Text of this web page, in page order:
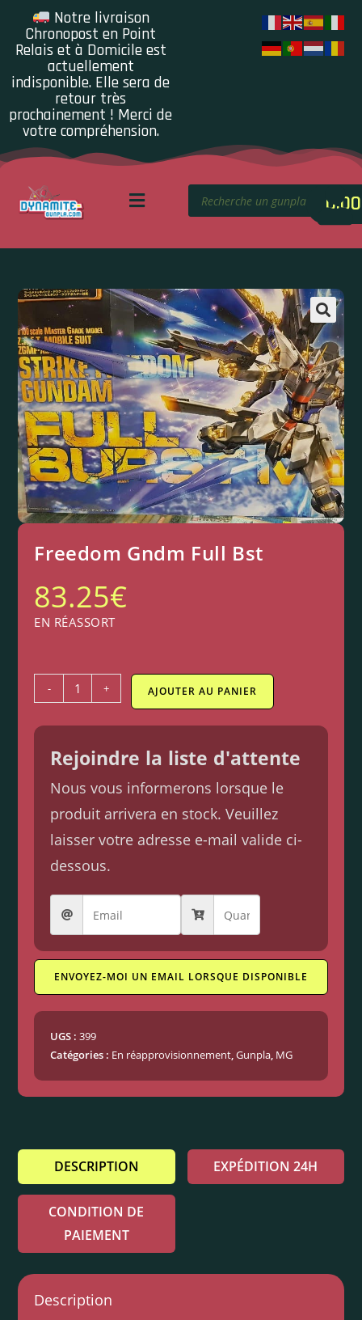
Notre livraison
Chronopost en Point
Relais et à Domicile est
actuellement
indisponible. Elle sera de
retour très
prochainement ! Merci de
votre compréhension.
0.00
Freedom Gndm Full Bst
83.25€
EN RÉASSORT
- + AJOUTER AU PANIER
Rejoindre la liste d'attente
Nous vous informerons lorsque le
produit arrivera en stock. Veuillez
laisser votre adresse e-mail valide ci-
dessous.
ENVOYEZ-MOI UN EMAIL LORSQUE DISPONIBLE
UGS :399
Catégories : En réapprovisionnement,Gunpla, MG
DESCRIPTION EXPÉDITION 24H
CONDITION DE
PAIEMENT
Description